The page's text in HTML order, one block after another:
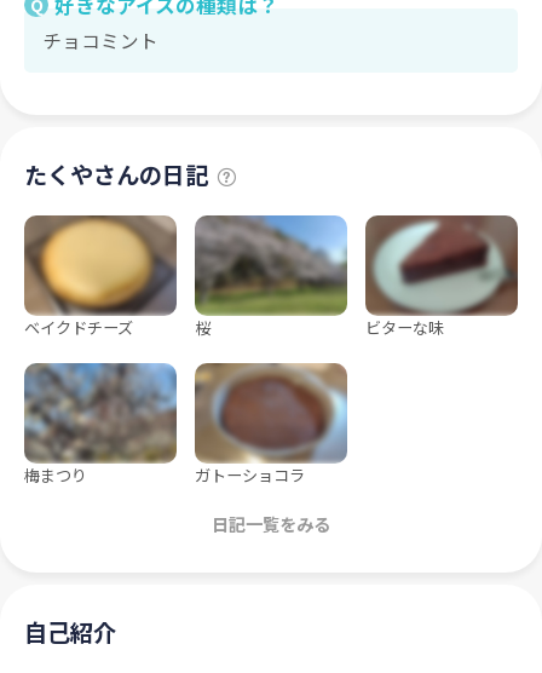
チョコミント
たくやさんの日記
ベイクドチーズ 桜 ビターな味
梅まつり ガトーショコラ
日記一覧をみる
自己紹介